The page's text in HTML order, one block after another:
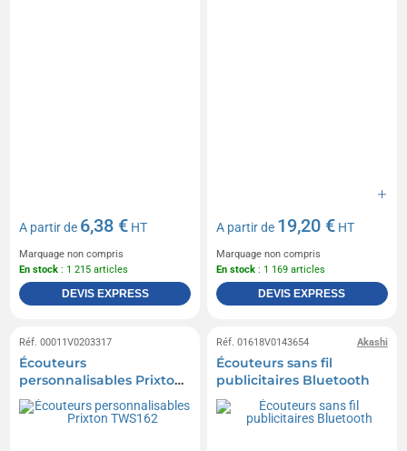
A partir de 6,38 € HT
Marquage non compris
En stock : 1 215 articles
DEVIS EXPRESS
A partir de 19,20 € HT
Marquage non compris
En stock : 1 169 articles
DEVIS EXPRESS
Réf. 00011V0203317
Écouteurs
personnalisables Prixton
TWS162
Akashi
Réf. 01618V0143654
Écouteurs sans fil
publicitaires Bluetooth